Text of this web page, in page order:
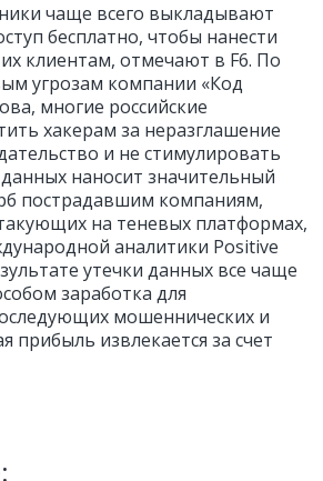
чаще всего выкладывают
бесплатно, чтобы нанести
клиентам, отмечают в F6. По
угрозам компании «Код
многие российские
хакерам за неразглашение
и не стимулировать
наносит значительный
пострадавшим компаниям,
на теневых платформах,
аналитики Positive
утечки данных все чаще
заработка для
мошеннических и
извлекается за счет